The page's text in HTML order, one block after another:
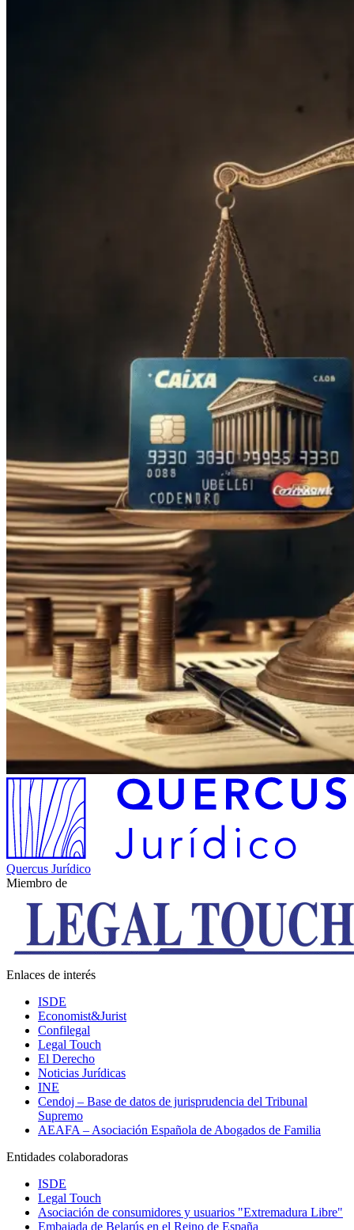
Quercus Jurídico
Miembro de
Enlaces de interés
ISDE
Economist&Jurist
Confilegal
Legal Touch
El Derecho
Noticias Jurídicas
INE
Cendoj – Base de datos de jurisprudencia del Tribunal
Supremo
AEAFA – Asociación Española de Abogados de Familia
Entidades colaboradoras
ISDE
Legal Touch
Asociación de consumidores y usuarios "Extremadura Libre"
Embajada de Belarús en el Reino de España